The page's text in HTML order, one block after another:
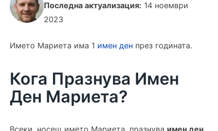
Последна актуализация: 14 ноември
2023
Името Мариета има 1 имен ден през годината.
Кога Празнува Имен
Ден Мариета?
Всеки, носещ името Мариета, празнува имен ден